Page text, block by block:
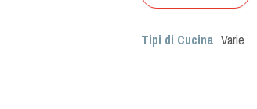
Tipi di Cucina Varie